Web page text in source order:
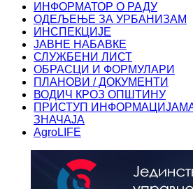
ИНФОРМАТОР О РАДУ
ОДЕЉЕЊЕ ЗА УРБАНИЗАМ
ИНСПЕКЦИЈЕ
ЈАВНЕ НАБАВКЕ
СЛУЖБЕНИ ЛИСТ
ОБРАСЦИ И ФОРМУЛАРИ
ПЛАНОВИ / ДОКУМЕНТИ
ВОДИЧ КРОЗ ОПШТИНУ
ПРИСТУП
ЗНАЧАЈА
AgroLIFE